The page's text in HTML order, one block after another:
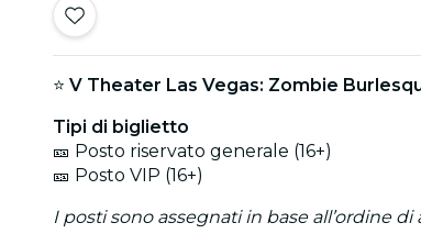
⭐ V Theater Las Vegas: Zombie
Tipi di biglietto
🎫 Posto riservato generale (16+)
🎫 Posto VIP (16+)
I posti sono assegnati in base all’ordine di